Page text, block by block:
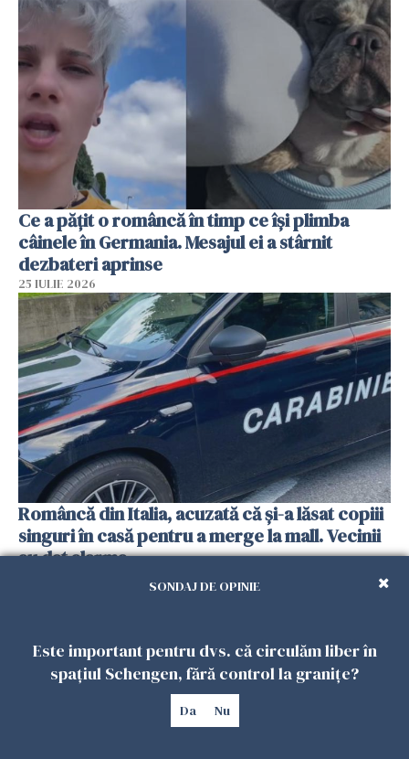
Ce a pățit o româncă în timp ce își plimba
câinele în Germania. Mesajul ei a stârnit
dezbateri aprinse
25 IULIE 2026
Româncă din Italia, acuzată că și-a lăsat copiii
singuri în casă pentru a merge la mall. Vecinii
au dat alarma
SONDAJ DE OPINIE
Este important pentru dvs. că circulăm liber în
spațiul Schengen, fără control la granițe?
Da Nu